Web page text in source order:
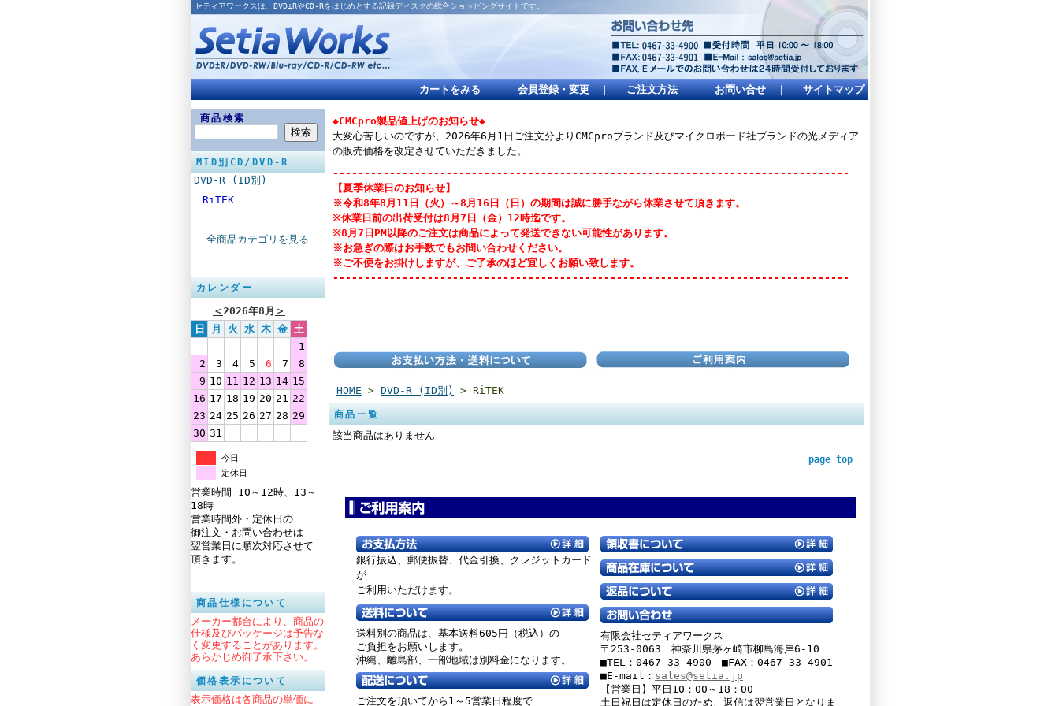
セティアワークスは、DVD±RやCD-Rをはじめとする記録ディスクの総合ショッピングサイトです。
カートをみる ｜ 会員登録・変更 ｜ ご注文方法 ｜ お問い合せ ｜ サイトマップ
商品検索
MID別CD/DVD-R
DVD-R (ID別)
RiTEK
全商品カテゴリを見る
カレンダー
＜2026年8月 ＞
日
月 火 水 木 金 土
1
2
3 4 5 6 7
8
9 10 11 12 13 14 15
16 17 18 19 20 21 22
23 24 25 26 27 28 29
30 31
今日
定休日
営業時間 10～12時、13～
18時
営業時間外・定休日の
御注文・お問い合わせは
翌営業日に順次対応させて
頂きます。
商品仕様について
メーカー都合により、商品の
仕様及びパッケージは予告な
く変更することがあります。
あらかじめ御了承下さい。
価格表示について
表示価格は各商品の単価に
◆CMCpro製品値上げのお知らせ◆
大変心苦しいのですが、2026年6月1日ご注文分よりCMCproブランド及びマイクロボード社ブランドの光メディア
の販売価格を改定させていただきました。
----------------------------------------------------------------------------------
【夏季休業日のお知らせ】
※令和8年8月11日（火）～8月16日（日）の期間は誠に勝手ながら休業させて頂きます。
※休業日前の出荷受付は8月7日（金）12時迄です。
※8月7日PM以降のご注文は商品によって発送できない可能性があります。
※お急ぎの際はお手数でもお問い合わせください。
※ご不便をお掛けしますが、ご了承のほど宜しくお願い致します。
----------------------------------------------------------------------------------
HOME > DVD-R (ID別) > RiTEK
商品一覧
該当商品はありません
page top
銀行振込、郵便振替、 代金引換、クレジットカード
が
ご利用いただけます。
送料別の商品は、基本送料605円（税込）の
ご負担をお願いします。
沖縄、離島部、一部地域は別料金になります。
ご注文を頂いてから1～5営業日程度で
有限会社セティアワークス
〒253-0063 神奈川県茅ヶ崎市柳島海岸6-10
■TEL：0467-33-4900 ■FAX：0467-33-4901
■E-mail： sales@setia.jp
【営業日】平日10：00～18：00
土日祝日は定休日のため、返信は翌営業日となりま